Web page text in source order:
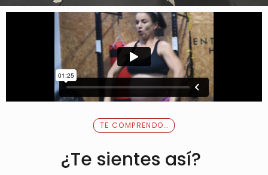
TE COMPRENDO…
¿Te sientes así?